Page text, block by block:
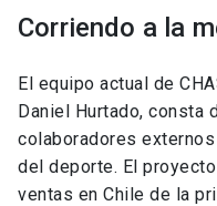
Corriendo a la
El equipo actual de
Daniel Hurtado,
colaboradores
del deporte. El
ventas en Chile de la